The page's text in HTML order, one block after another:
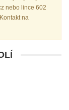
nebo lince 602
na